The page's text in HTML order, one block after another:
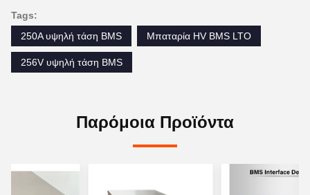
Tags:
250A υψηλή τάση BMS
Μπαταρία HV BMS LTO
256V υψηλή τάση BMS
Παρόμοια Προϊόντα